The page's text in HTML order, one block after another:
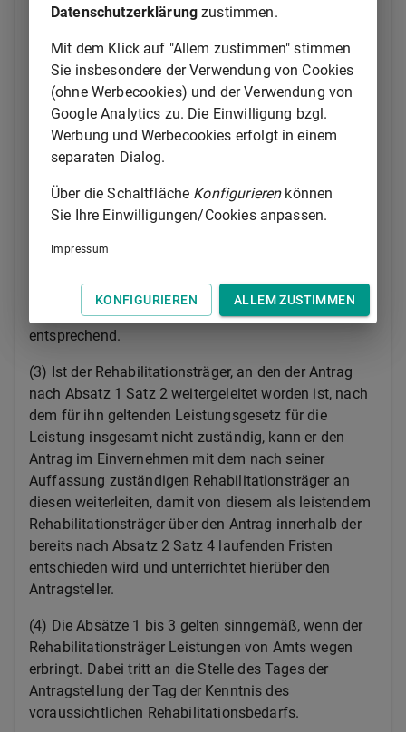
erbringt die Leistungen (leistender
kein Gutachten eingeholt werden, entscheidet der
leistende Rehabilitationsträger innerhalb von drei
Wochen nach Antragseingang. Ist für die Feststellung
des Rehabilitationsbedarfs ein Gutachten
erforderlich, wird die Entscheidung innerhalb von
zwei Wochen nach Vorliegen des Gutachtens
getroffen. Wird der Antrag weitergeleitet, gelten die
Sätze 1 bis 3 für den Rehabilitationsträger, an den
der Antrag weitergeleitet worden ist, entsprechend;
die Frist beginnt mit dem Antragseingang bei diesem
einer gutachterlichen Stellungnahme bei der
Bundesagentur für Arbeit nach § 54 gilt Satz 3
entsprechend.
(3) Ist der Rehabilitationsträger, an den der Antrag
nach Absatz 1 Satz 2 weitergeleitet worden ist, nach
dem für ihn geltenden Leistungsgesetz für die
Leistung insgesamt nicht zuständig, kann er den
Antrag im Einvernehmen mit dem nach seiner
Auffassung zuständigen Rehabilitationsträger an
diesen weiterleiten, damit von diesem als leistendem
Rehabilitationsträger über den Antrag innerhalb der
bereits nach Absatz 2 Satz 4 laufenden Fristen
entschieden wird und unterrichtet hierüber den
Antragsteller.
(4) Die Absätze 1 bis 3 gelten sinngemäß, wenn der
Rehabilitationsträger Leistungen von Amts wegen
erbringt. Dabei tritt an die Stelle des Tages der
Antragstellung der Tag der Kenntnis des
voraussichtlichen Rehabilitationsbedarfs.
Datenschutzerklärung zustimmen.
Mit dem Klick auf "Allem zustimmen" stimmen
Sie insbesondere der Verwendung von Cookies
(ohne Werbecookies) und der Verwendung von
Google Analytics zu. Die Einwilligung bzgl.
Werbung und Werbecookies erfolgt in einem
separaten Dialog.
Über die Schaltfläche Konfigurierenkönnen
Sie Ihre Einwilligungen/Cookies anpassen.
Impressum
KONFIGURIEREN ALLEM ZUSTIMMEN